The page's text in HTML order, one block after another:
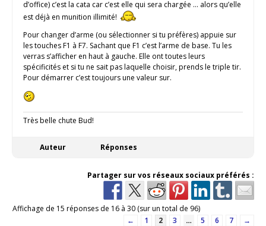
d’office) c’est la cata car c’est elle qui sera chargée … alors qu’elle
est déjà en munition illimité!
Pour changer d’arme (ou sélectionner si tu préfères) appuie sur
les touches F1 à F7. Sachant que F1 c’est l’arme de base. Tu les
verras s’afficher en haut à gauche. Elle ont toutes leurs
spécificités et si tu ne sait pas laquelle choisir, prends le triple tir.
Pour démarrer c’est toujours une valeur sur.
Très belle chute Bud!
Auteur Réponses
Partager sur vos réseaux sociaux préférés :
Affichage de 15 réponses de 16 à 30 (sur un total de 96)
←
1 2 3 … 5 6 7 →